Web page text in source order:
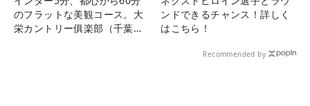
のフラットな美観コース。大
栄カントリー俱楽部（千葉
ンドできるチャンス！詳しく
はこちら！
Recommended by